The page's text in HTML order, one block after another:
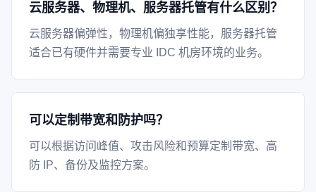
云服务器、物理机、服务器托管有什么区别？
云服务器偏弹性，物理机偏独享性能，服务器托管
适合已有硬件并需要专业 IDC 机房环境的业务。
可以定制带宽和防护吗？
可以根据访问峰值、攻击风险和预算定制带宽、高
防 IP、备份及监控方案。